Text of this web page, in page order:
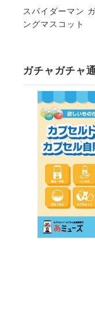
スパイダーマン
ングマスコット
ガチャガチャ